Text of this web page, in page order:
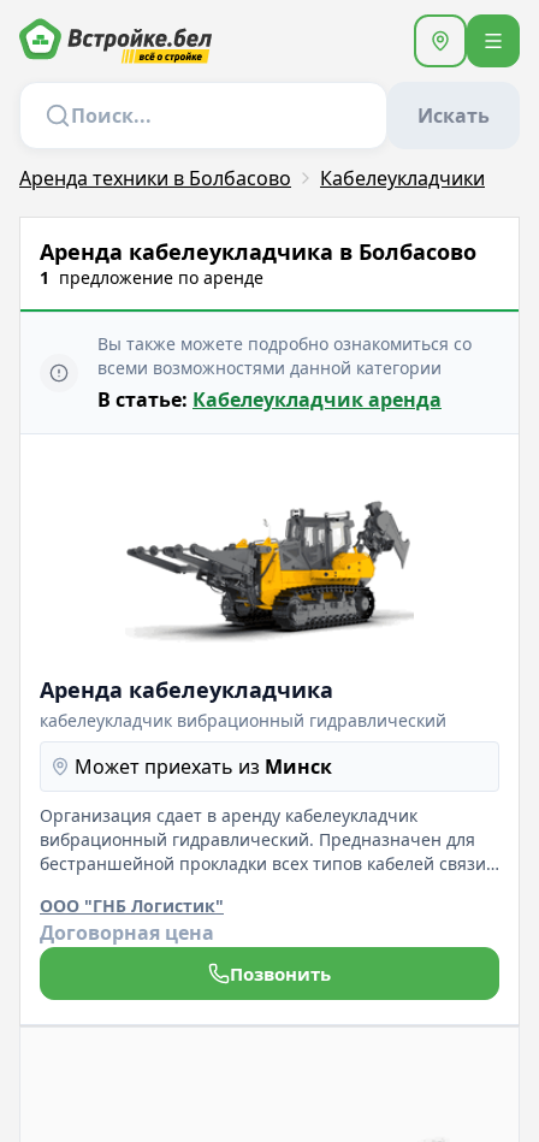
Искать
Аренда техники в Болбасово Кабелеукладчики
Аренда кабелеукладчика в Болбасово
1 предложение по аренде
Вы также можете подробно ознакомиться со
всеми возможностями данной категории
В статье: Кабелеукладчик аренда
Аренда кабелеукладчика
кабелеукладчик вибрационный гидравлический
Может приехать из Минск
Организация сдает в аренду кабелеукладчик
вибрационный гидравлический. Предназначен для
бестраншейной прокладки всех типов кабелей связи,
3,2 м., ширина 3,4 м., глубина прокладки кабеля 1,6 м,
диаметр прокладки кабеля до 63 мм.
ООО "ГНБ Логистик"
Договорная цена
Позвонить